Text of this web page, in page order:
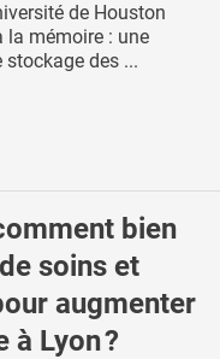
de Houston
la mémoire : une
des ...
bien
soins et
augmenter
à Lyon ?